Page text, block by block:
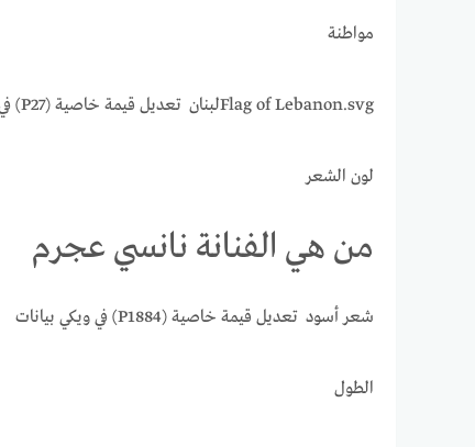
مواطنة
Flag of Lebanon.svgلبنان تعديل قيمة خاصية (P27) في ويكي بيانات
لون الشعر
من هي الفنانة نانسي عجرم
شعر أسود تعديل قيمة خاصية (P1884) في ويكي بيانات
الطول